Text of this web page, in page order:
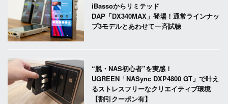
iBassoからリミテッド
DAP「DX340MAX」登場！通常ラインナッ
プ3モデルとあわせて一斉試聴
“脱・NAS初心者”を実感！
UGREEN「NASync DXP4800 GT」で叶え
るストレスフリーなクリエイティブ環境
【割引クーポン有】